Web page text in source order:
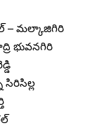
– మల్కాజిగిరి
భువనగిరి
సిరిసిల్ల